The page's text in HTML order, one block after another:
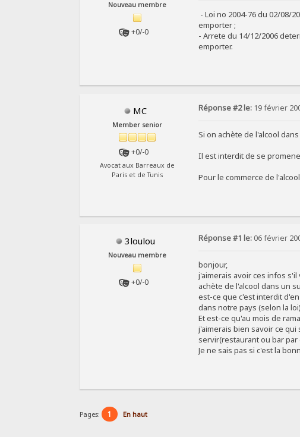
Nouveau membre
+0/-0
- Loi no 2004-76 du 02/08/
emporter ;
- Arrete du 14/12/2006
emporter.
MC
Member senior
+0/-0
Avocat aux Barreaux de
Paris et de Tunis
Réponse #2 le: 19 février
Si on achète de l'alcool
Il est interdit de se
Pour le commerce de
3loulou
Nouveau membre
+0/-0
Réponse #1 le: 06 février
bonjour,
j'aimerais avoir ces infos
achète de l'alcool dans un
est-ce que c'est interdit
dans notre pays (selon la
Et est-ce qu'au mois de
j'aimerais bien savoir ce
servir(restaurant ou bar
Je ne sais pas si c'est la
Pages: 1 En haut